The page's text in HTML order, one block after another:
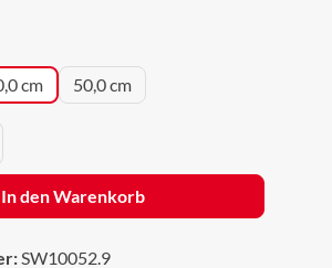
cm 50,0 cm
Gib den gewünschten
In den Warenkorb
SW10052.9